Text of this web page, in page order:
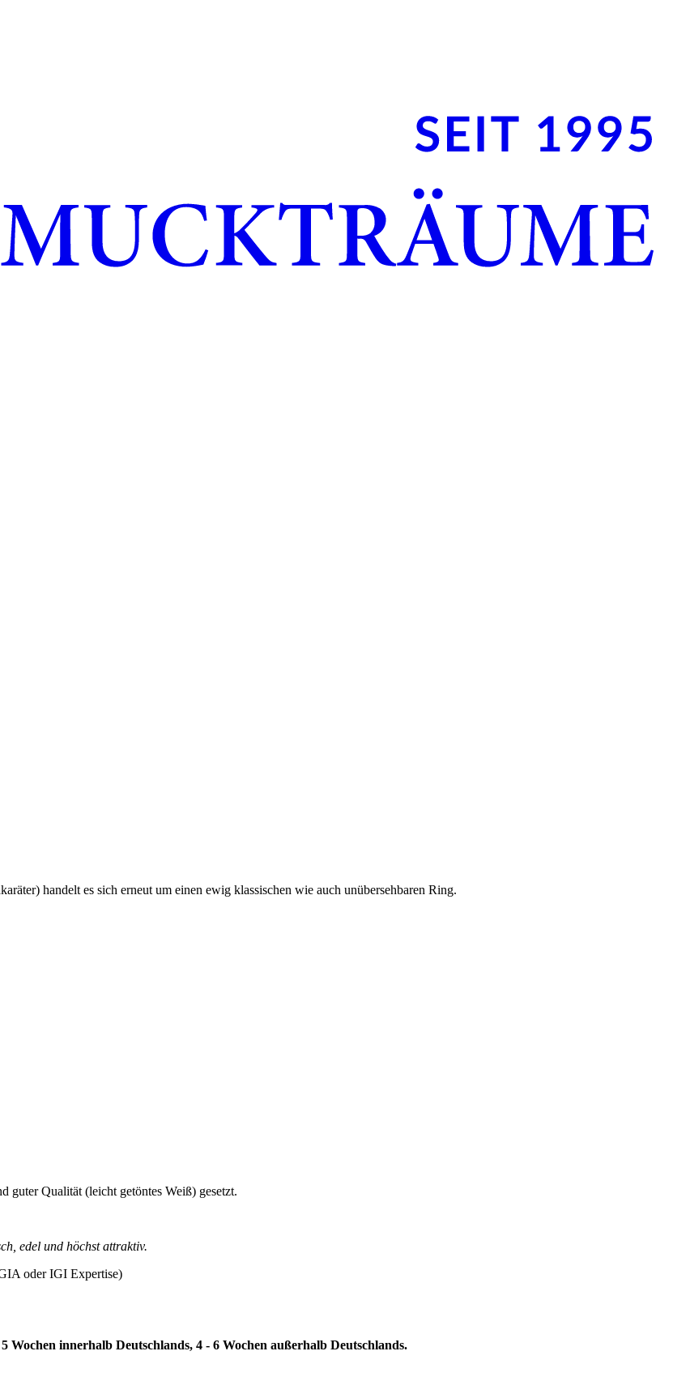
handelt es sich erneut um einen ewig klassischen wie auch unübersehbaren Ring.
guter Qualität (leicht getöntes Weiß) gesetzt.
edel und höchst attraktiv.
oder IGI Expertise)
innerhalb Deutschlands, 4 - 6 Wochen außerhalb Deutschlands.